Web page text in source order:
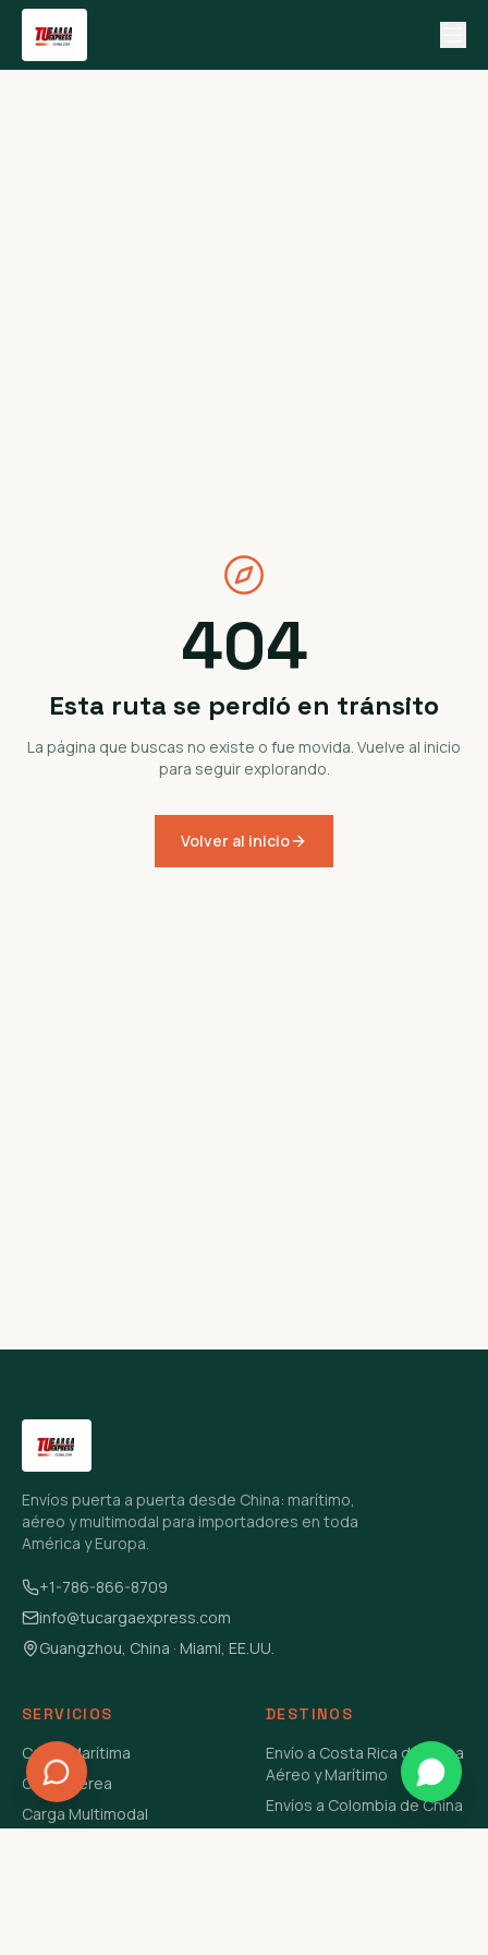
404
Esta ruta se perdió en tránsito
La página que buscas no existe o fue movida. Vuelve al inicio
para seguir explorando.
Volver al inicio
Envíos puerta a puerta desde China: marítimo,
aéreo y multimodal para importadores en toda
América y Europa.
+1-786-866-8709
info@tucargaexpress.com
Guangzhou, China · Miami, EE.UU.
SERVICIOS
Carga Marítima
Carga Aérea
Carga Multimodal
DESTINOS
Envío a Costa Rica de China
Aéreo y Marítimo
Envíos a Colombia de China